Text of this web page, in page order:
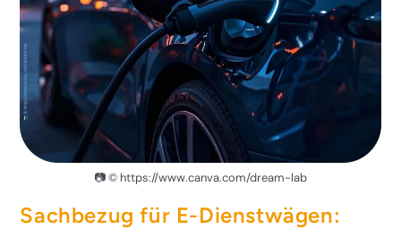
📷 © https://www.canva.com/dream-lab
Sachbezug für E-Dienstwägen: